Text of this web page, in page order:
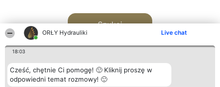
ORŁY Hydrauliki Live chat
18:03
Cześć, chętnie Ci pomogę! 🙂 Kliknij proszę w
odpowiedni temat rozmowy! 🙂
Szukaj